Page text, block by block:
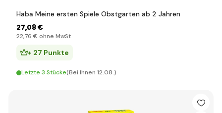
Haba Meine ersten Spiele Obstgarten ab 2 Jahren
27,08 €
22,76 € ohne MwSt
+ 27 Punkte
Letzte 3 Stücke(Bei Ihnen 12.08.)